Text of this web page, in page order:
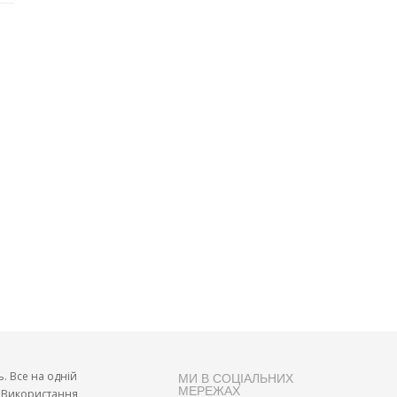
МИ В СОЦІАЛЬНИХ
МЕРЕЖАХ
Все на одній
Використання